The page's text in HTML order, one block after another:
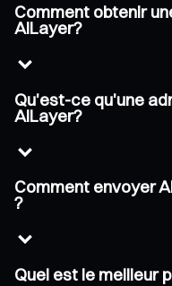
Comment obtenir
AILayer?
Qu'est-ce qu'une
AILayer?
Comment envoyer
?
Quel est le meilleur